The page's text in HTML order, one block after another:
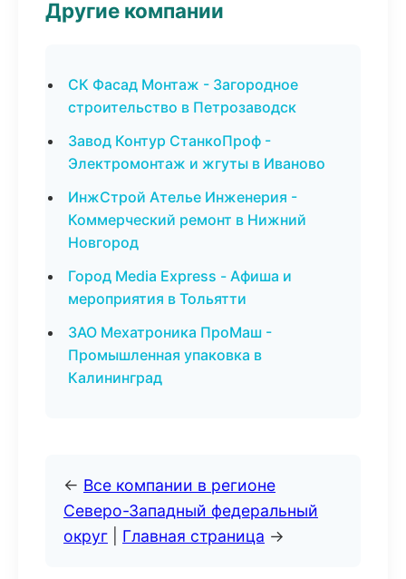
Другие компании
СК Фасад Монтаж - Загородное
строительство в Петрозаводск
Завод Контур СтанкоПроф -
Электромонтаж и жгуты в Иваново
ИнжСтрой Ателье Инженерия -
Коммерческий ремонт в Нижний
Новгород
Город Media Express - Афиша и
мероприятия в Тольятти
ЗАО Мехатроника ПроМаш -
Промышленная упаковка в
Калининград
← Все компании в регионе
Северо-Западный федеральный
округ
Главная страница →